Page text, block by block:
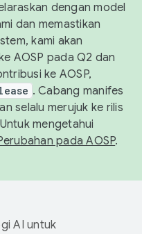
dengan model
dan memastikan
kami akan
AOSP pada Q2 dan
ke AOSP,
. Cabang manifes
selalu merujuk ke rilis
mengetahui
pada AOSP.
AI untuk